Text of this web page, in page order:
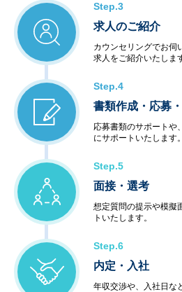
Step.3
求人のご紹介
カウンセリングでお伺
求人をご紹介いたしま
Step.4
書類作成・応募
応募書類のサポートや
にサポートいたします。
Step.5
面接・選考
想定質問の提示や模擬
トいたします。
Step.6
内定・入社
年収交渉や、入社日な